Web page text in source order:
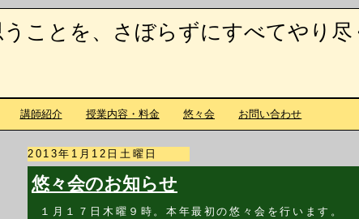
ことを、さぼらずにすべてやり尽
講師紹介 授業内容・料金 悠々会 お問い合わせ
2013年1月12日土曜日
悠々会のお知らせ
１月１７日木曜９時。本年最初の悠々会を行います。